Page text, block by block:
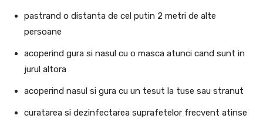
pastrand o distanta de cel putin 2 metri de alte
persoane
acoperind gura si nasul cu o masca atunci cand sunt in
jurul altora
acoperind nasul si gura cu un tesut la tuse sau stranut
curatarea si dezinfectarea suprafetelor frecvent atinse